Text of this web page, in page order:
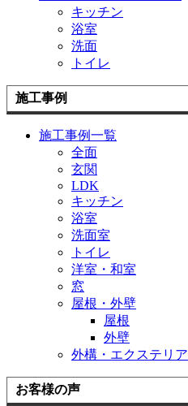
キッチン
浴室
洗面
トイレ
施工事例
施工事例一覧
全面
玄関
LDK
キッチン
浴室
洗面室
トイレ
洋室・和室
窓
屋根・外壁
屋根
外壁
外構・エクステリア
お客様の声